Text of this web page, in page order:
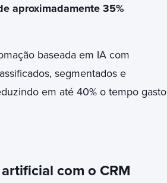
aproximadamente 35%
baseada em IA com
segmentados e
em até 40% o tempo gasto
com o CRM